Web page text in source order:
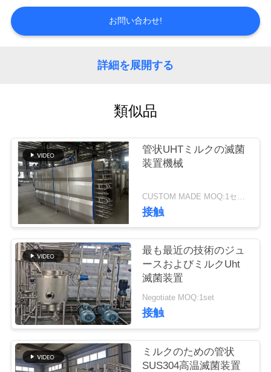
私
達
行
品
質
管
理
お問い合わせ!
詳細を展開する
類似品
管状UHTミルクの滅菌
装置機械
CUSTOM MADE MOQ:1セット
接触
最も最近の技術のジュ
ースおよびミルクUht
滅菌装置
Negotiate MOQ:1set
接触
ミルクのための管状
SUS304高温滅菌装置